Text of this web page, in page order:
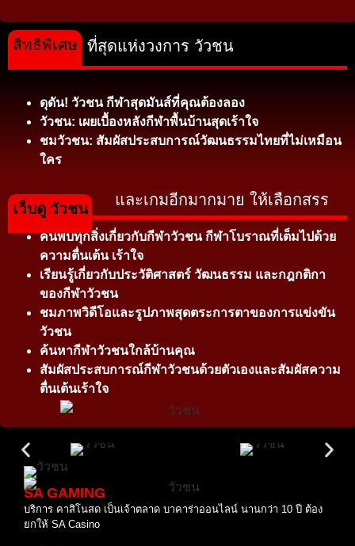
ที่สุดแห่งวงการ วัวชน
ดุดัน! วัวชน กีฬาสุดมันส์ที่คุณต้องลอง
วัวชน: เผยเบื้องหลังกีฬาพื้นบ้านสุดเร้าใจ
ชมวัวชน: สัมผัสประสบการณ์วัฒนธรรมไทยที่ไม่เหมือน
ใคร
สิทธิพิเศษ
และเกมอีกมากมาย ให้เลือกสรร
ค้นพบทุกสิ่งเกี่ยวกับกีฬาวัวชน กีฬาโบราณที่เต็มไปด้วย
ความตื่นเต้น เร้าใจ
เรียนรู้เกี่ยวกับประวัติศาสตร์ วัฒนธรรม และกฎกติกา
ของกีฬาวัวชน
ชมภาพวิดีโอและรูปภาพสุดตระการตาของการแข่งขัน
วัวชน
ค้นหากีฬาวัวชนใกล้บ้านคุณ
สัมผัสประสบการณ์กีฬาวัวชนด้วยตัวเองและสัมผัสความ
ตื่นเต้นเร้าใจ
เว็บดู วัวชน
SA GAMING
บริการ คาสิโนสด เป็นเจ้าตลาด บาคาร่าออนไลน์ นานกว่า 10 ปี ต้อง
ยกให้ SA Casino